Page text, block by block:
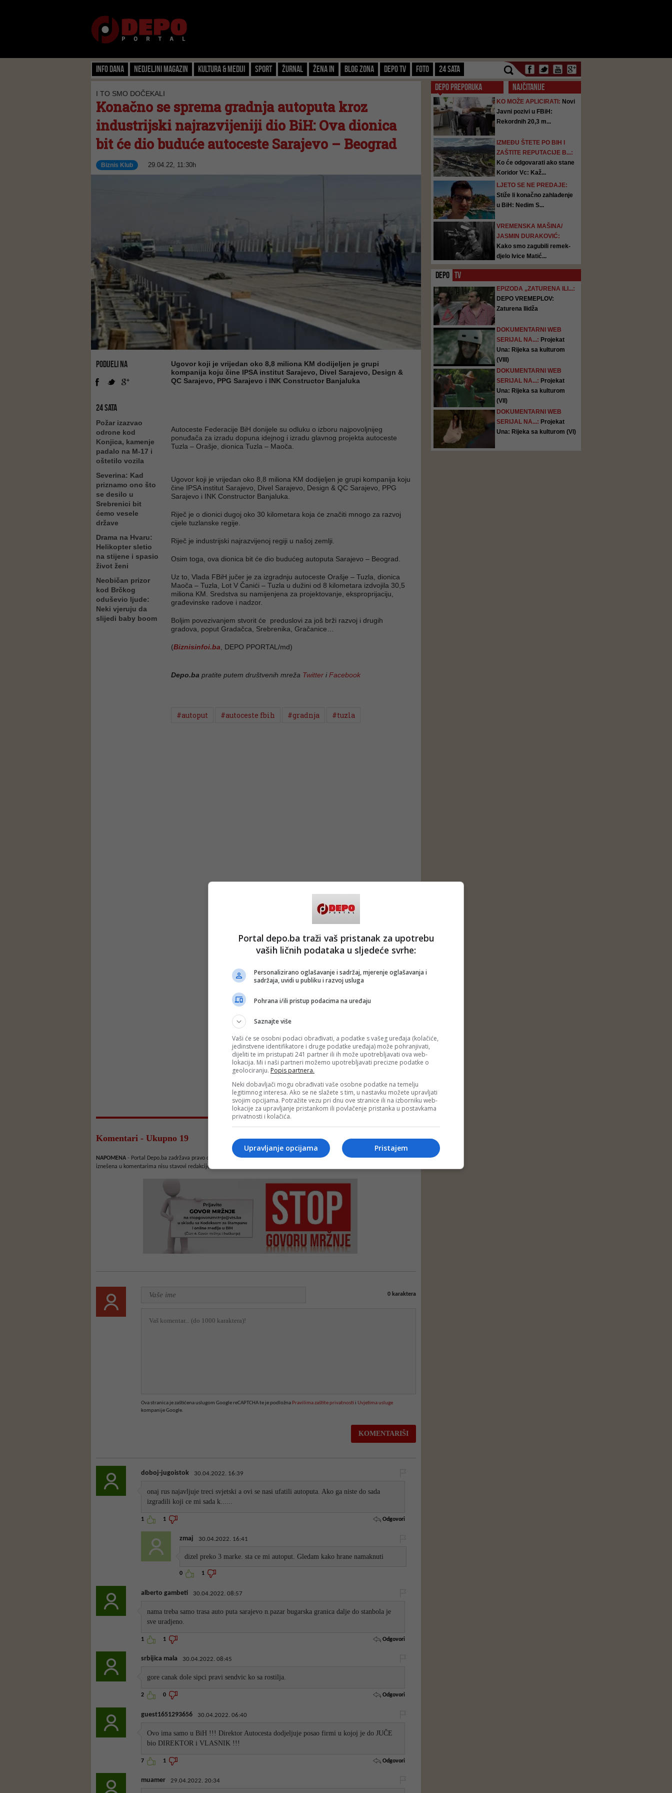
Info dana Nedjeljni magazin Kultura & Mediji Sport Žurnal Žena IN Blog zona Depo TV FOTO 24 SATA
I TO SMO DOČEKALI
Konačno se sprema gradnja autoputa kroz
industrijski najrazvijeniji dio BiH: Ova dionica
bit će dio buduće autoceste Sarajevo – Beograd
Biznis Klub 29.04.22, 11:30h
PODIJELI NA
24 SATA
Požar izazvao
odrone kod
Konjica, kamenje
padalo na M-17 i
oštetilo vozila
Severina: Kad
priznamo ono što
se desilo u
Srebrenici bit
ćemo vesele
države
Drama na Hvaru:
Helikopter sletio
na stijene i spasio
život ženi
Neobičan prizor
kod Brčkog
oduševio ljude:
Neki vjeruju da
slijedi baby boom
Ugovor koji je vrijedan oko 8,8 miliona KM dodijeljen je grupi
kompanija koju čine IPSA institut Sarajevo, Divel Sarajevo, Design &
QC Sarajevo, PPG Sarajevo i INK Constructor Banjaluka
Autoceste Federacije BiH donijele su odluku o izboru najpovoljnijeg
ponuđača za izradu dopuna idejnog i izradu glavnog projekta autoceste
Tuzla – Orašje, dionica Tuzla – Maoča.
Ugovor koji je vrijedan oko 8,8 miliona KM dodijeljen je grupi kompanija koju
čine IPSA institut Sarajevo, Divel Sarajevo, Design & QC Sarajevo, PPG
Sarajevo i INK Constructor Banjaluka.
Riječ je o dionici dugoj oko 30 kilometara koja će značiti mnogo za razvoj
cijele tuzlanske regije.
Riječ je industrijski najrazvijenoj regiji u našoj zemlji.
Osim toga, ova dionica bit će dio budućeg autoputa Sarajevo – Beograd.
Uz to, Vlada FBiH jučer je za izgradnju autoceste Orašje – Tuzla, dionica
Maoča – Tuzla, Lot V Čanići – Tuzla u dužini od 8 kilometara izdvojila 30,5
miliona KM. Sredstva su namijenjena za projektovanje, eksproprijaciju,
građevinske radove i nadzor.
Boljim povezivanjem stvorit će preduslovi za još brži razvoj i drugih
gradova, poput Gradačca, Srebrenika, Gračanice…
(Biznisinfoi.ba , DEPO PPORTAL/md)
Depo.ba pratite putem društvenih mreža Twitter iFacebook
#autoput #autoceste fbih #gradnja #tuzla
Komentari - Ukupno 19
NAPOMENA - Portal Depo.ba zadržava pravo da obriše neprimjereni dio ili cijeli komentar bez najave i objašnjenja. Mišljenja
iznešena u komentarima nisu stavovi redakcije web portala Depo.ba!
0karaktera
Ova stranica je zaštićena uslugom Google reCAPTCHA te je podložna Pravilima zaštite privatnostii Uvjetima usluge
kompanije Google.
doboj-jugoistok 30.04.2022. 16:39
onaj rus najavljuje treci svjetski a ovi se nasi ufatili autoputa. Ako ga niste do sada
izgradili koji ce mi sada k......
1 1 Odgovori
zmaj 30.04.2022. 16:41
dizel preko 3 marke. sta ce mi autoput. Gledam kako hrane namaknuti
0 1
alberto gambeti 30.04.2022. 08:57
nama treba samo trasa auto puta sarajevo n.pazar bugarska granica dalje do stanbola je
sve uradjeno.
1 1 Odgovori
srbijica mala 30.04.2022. 08:45
gore canak dole sipci pravi sendvic ko sa rostilja.
2 0 Odgovori
guest1651293656 30.04.2022. 06:40
Ovo ima samo u BiH !!! Direktor Autocesta dodjeljuje posao firmi u kojoj je do JUČE
bio DIREKTOR i VLASNIK !!!
7 1 Odgovori
muamer 29.04.2022. 20:34
DEPO PREPORUKA NAJČITANIJE
KO MOŽE APLICIRATI: Novi
Javni pozivi u FBiH:
Rekordnih 20,3 m...
IZMEĐU ŠTETE PO BIH I
ZAŠTITE REPUTACIJE B...:
Ko će odgovarati ako stane
Koridor Vc: Kaž...
LJETO SE NE PREDAJE:
Stiže li konačno zahlađenje
u BiH: Nedim S...
VREMENSKA MAŠINA/
JASMIN DURAKOVIĆ:
Kako smo zagubili remek-
djelo Ivice Matić...
DEPO TV
EPIZODA „ZATURENA ILI...:
DEPO VREMEPLOV:
Zaturena Ilidža
DOKUMENTARNI WEB
SERIJAL NA...: Projekat
Una: Rijeka sa kulturom
(VIII)
DOKUMENTARNI WEB
SERIJAL NA...: Projekat
Una: Rijeka sa kulturom
(VII)
DOKUMENTARNI WEB
SERIJAL NA...: Projekat
Una: Rijeka sa kulturom (VI)
Portal depo.ba traži vaš pristanak za upotrebu
vaših ličnih podataka u sljedeće svrhe:
Personalizirano oglašavanje i sadržaj, mjerenje oglašavanja i
sadržaja, uvidi u publiku i razvoj usluga
Pohrana i/ili pristup podacima na uređaju
Saznajte više
Vaši će se osobni podaci obrađivati, a podatke s vašeg uređaja (kolačiće,
jedinstvene identifikatore i druge podatke uređaja) može pohranjivati,
dijeliti te im pristupati 241 partner ili ih može upotrebljavati ova web-
lokacija. Mi i naši partneri možemo upotrebljavati precizne podatke o
geolociranju. Popis partnera.
Neki dobavljači mogu obrađivati vaše osobne podatke na temelju
legitimnog interesa. Ako se ne slažete s tim, u nastavku možete upravljati
svojim opcijama. Potražite vezu pri dnu ove stranice ili na izborniku web-
lokacije za upravljanje pristankom ili povlačenje pristanka u postavkama
privatnosti i kolačića.
Pristajem
Upravljanje opcijama